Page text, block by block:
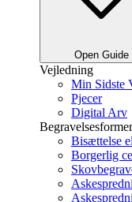
Open Guide
Vejledning
Min Sidste
Pjecer
Digital Arv
Begravelsesformer
Bisættelse
Borgerlig